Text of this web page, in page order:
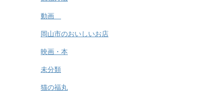
動画
岡山市のおいしいお店
映画・本
未分類
猫の福丸